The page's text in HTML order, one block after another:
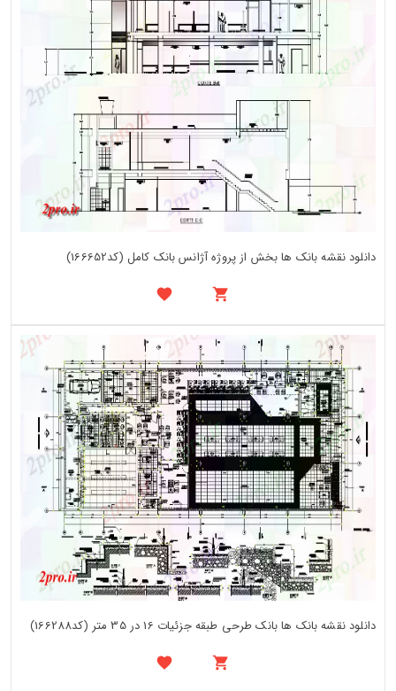
دانلود نقشه بانک ها بخش از پروژه آژانس بانک کامل (کد166652)
دانلود نقشه بانک ها بانک طرحی طبقه جزئیات 16 در 35 متر (کد166288)